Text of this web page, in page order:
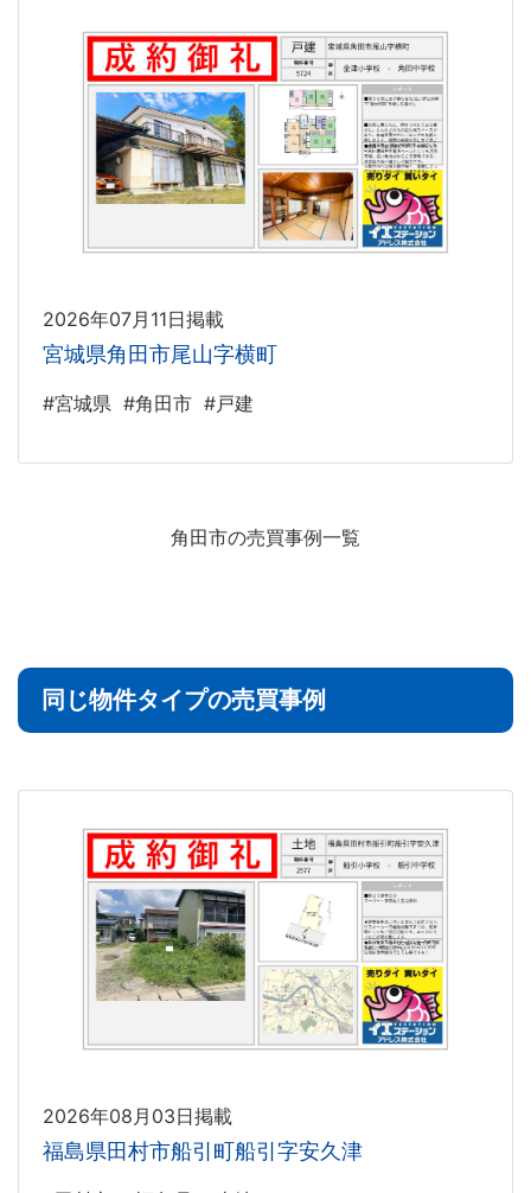
2026年07月11日掲載
宮城県角田市尾山字横町
#宮城県 #角田市 #戸建
角田市の売買事例一覧
同じ物件タイプの売買事例
2026年08月03日掲載
福島県田村市船引町船引字安久津